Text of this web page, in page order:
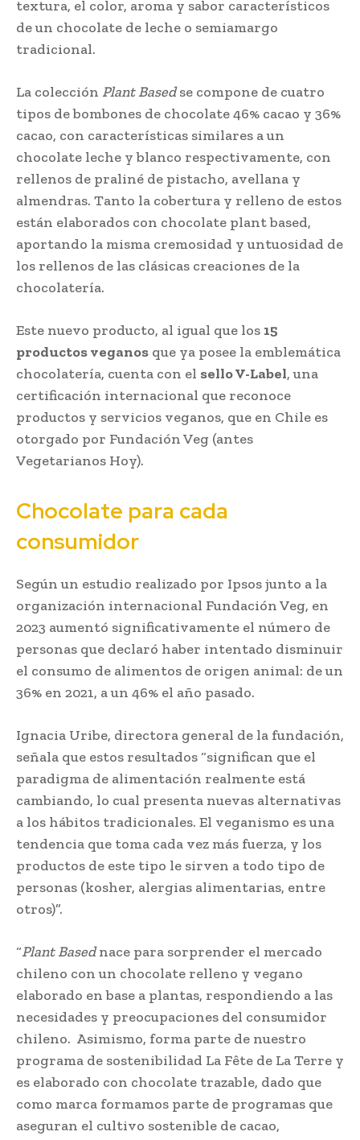
textura, el color, aroma y sabor característicos
de un chocolate de leche o semiamargo
tradicional.
La colección Plant Basedse compone de cuatro
tipos de bombones de chocolate 46% cacao y 36%
cacao, con características similares a un
chocolate leche y blanco respectivamente, con
rellenos de praliné de pistacho, avellana y
almendras. Tanto la cobertura y relleno de estos
están elaborados con chocolate plant based,
aportando la misma cremosidad y untuosidad de
los rellenos de las clásicas creaciones de la
chocolatería.
Este nuevo producto, al igual que los 15
productos veganos que ya posee la emblemática
chocolatería, cuenta con el sello V-Label, una
certificación internacional que reconoce
productos y servicios veganos, que en Chile es
otorgado por Fundación Veg (antes
Vegetarianos Hoy).
Chocolate para cada
consumidor
Según un estudio realizado por Ipsos junto a la
organización internacional Fundación Veg, en
2023 aumentó significativamente el número de
personas que declaró haber intentado disminuir
el consumo de alimentos de origen animal: de un
36% en 2021, a un 46% el año pasado.
Ignacia Uribe, directora general de la fundación,
señala que estos resultados “significan que el
paradigma de alimentación realmente está
cambiando, lo cual presenta nuevas alternativas
a los hábitos tradicionales. El veganismo es una
tendencia que toma cada vez más fuerza, y los
productos de este tipo le sirven a todo tipo de
personas (kosher, alergias alimentarias, entre
otros)”.
“Plant Basednace para sorprender el mercado
chileno con un chocolate relleno y vegano
elaborado en base a plantas, respondiendo a las
necesidades y preocupaciones del consumidor
chileno. Asimismo, forma parte de nuestro
programa de sostenibilidad La Fête de La Terre y
es elaborado con chocolate trazable, dado que
como marca formamos parte de programas que
aseguran el cultivo sostenible de cacao,